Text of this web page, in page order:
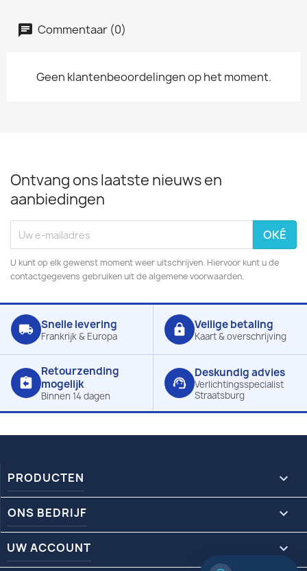
Commentaar (0)
Geen klantenbeoordelingen op het moment.
Ontvang ons laatste nieuws en
aanbiedingen
U kunt op elk gewenst moment weer uitschrijven. Hiervoor kunt u de
contactgegevens gebruiken uit de algemene voorwaarden.
local_shipping Snelle levering
Frankrijk & Europa lock Veilige betaling
Kaart & overschrijving
assignment_return
Retourzending
mogelijk
Binnen 14 dagen
support_agent
Deskundig advies
Verlichtingsspecialist
Straatsburg
PRODUCTEN 
ONS BEDRIJF 
UW ACCOUNT 